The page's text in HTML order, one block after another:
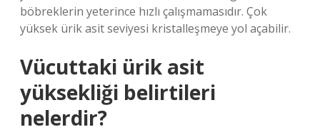
böbreklerin yeterince hızlı çalışmamasıdır. Çok
yüksek ürik asit seviyesi kristalleşmeye yol açabilir.
Vücuttaki ürik asit
yüksekliği belirtileri
nelerdir?